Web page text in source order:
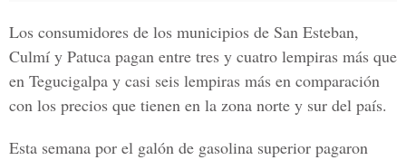
Los consumidores de los municipios de San Esteban,
Culmí y Patuca pagan entre tres y cuatro lempiras más que
en Tegucigalpa y casi seis lempiras más en comparación
con los precios que tienen en la zona norte y sur del país.
Esta semana por el galón de gasolina superior pagaron